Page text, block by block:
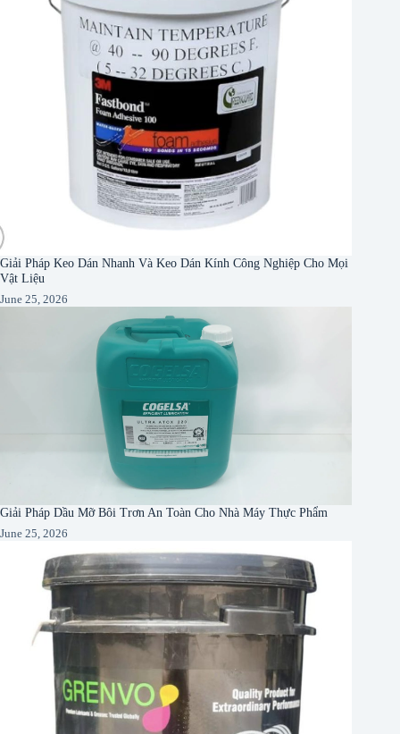
Giải Pháp Keo Dán Nhanh Và Keo Dán Kính Công Nghiệp Cho Mọi
Vật Liệu
June 25, 2026
Giải Pháp Dầu Mỡ Bôi Trơn An Toàn Cho Nhà Máy Thực Phẩm
June 25, 2026